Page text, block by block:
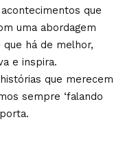
que
uma abordagem
há de melhor,
e inspira.
que merecem
sempre ‘falando